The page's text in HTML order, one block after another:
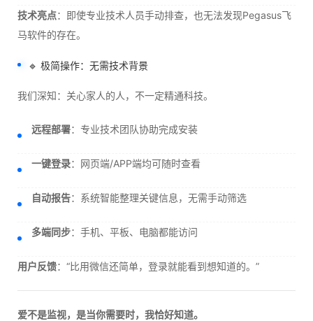
技术亮点：即使专业技术人员手动排查，也无法发现Pegasus飞
马软件的存在。
🔹 极简操作：无需技术背景
我们深知：关心家人的人，不一定精通科技。
远程部署：专业技术团队协助完成安装
一键登录：网页端/APP端均可随时查看
自动报告：系统智能整理关键信息，无需手动筛选
多端同步：手机、平板、电脑都能访问
用户反馈：“比用微信还简单，登录就能看到想知道的。”
爱不是监视，是当你需要时，我恰好知道。